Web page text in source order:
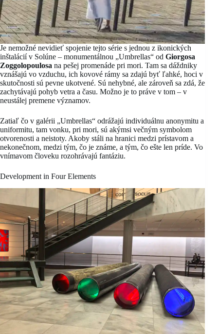
Je nemožné nevidieť spojenie tejto série s jednou z ikonických
inštalácií v Solúne – monumentálnou „Umbrellas“ od Giorgosa
Zoggolopoulosa na pešej promenáde pri mori. Tam sa dáždniky
vznášajú vo vzduchu, ich kovové rámy sa zdajú byť ľahké, hoci v
skutočnosti sú pevne ukotvené. Sú nehybné, ale zároveň sa zdá, že
zachytávajú pohyb vetra a času. Možno je to práve v tom – v
neustálej premene významov.
Zatiaľ čo v galérii „Umbrellas“ odrážajú individuálnu anonymitu a
uniformitu, tam vonku, pri mori, sú akýmsi večným symbolom
otvorenosti a neistoty. Akoby stáli na hranici medzi prístavom a
nekonečnom, medzi tým, čo je známe, a tým, čo ešte len príde. Vo
vnímavom človeku rozohrávajú fantáziu.
Development in Four Elements